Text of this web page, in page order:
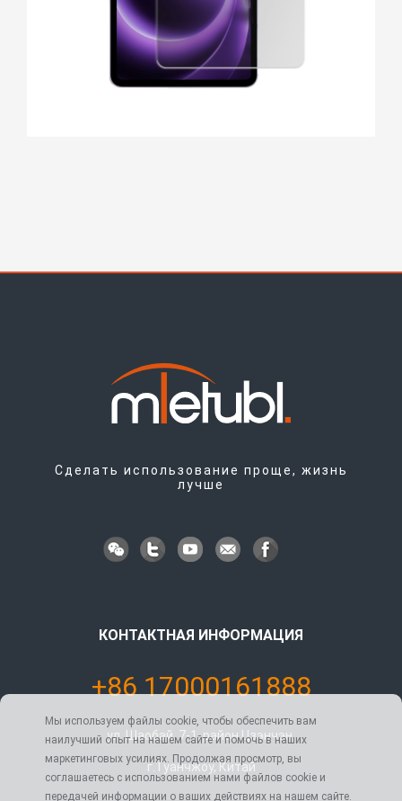
Сделать использование проще, жизнь
лучше
КОНТАКТНАЯ ИНФОРМАЦИЯ
+86 17000161888
ул. Шаобай, 7-1, район Цзэнчэн,
г. Гуанчжоу, Китай
Мы используем файлы cookie, чтобы обеспечить вам
наилучший опыт на нашем сайте и помочь в наших
маркетинговых усилиях. Продолжая просмотр, вы
соглашаетесь с использованием нами файлов cookie и
передачей информации о ваших действиях на нашем сайте.